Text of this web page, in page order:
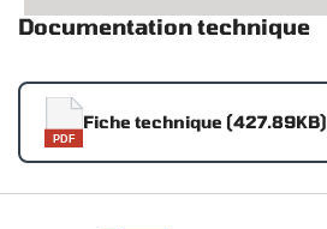
Documentation technique
PDF
Fiche technique (427.89KB)